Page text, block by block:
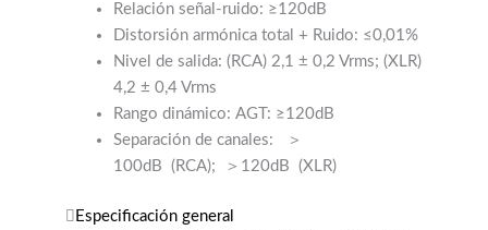
Relación señal-ruido: ≥120dB
Distorsión armónica total + Ruido: ≤0,01%
Nivel de salida: (RCA) 2,1 ± 0,2 Vrms; (XLR)
4,2 ± 0,4 Vrms
Rango dinámico: AGT: ≥120dB
Separación de canales:
＞
100dB (RCA); ＞120dB (XLR)
Especificación general